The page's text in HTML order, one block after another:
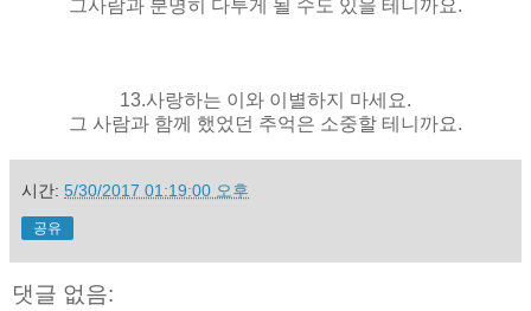
그사람과 분명히 다투게 될 수도 있을 테니까요.
13.사랑하는 이와 이별하지 마세요.
그 사람과 함께 했었던 추억은 소중할 테니까요.
시간: 5/30/2017 01:19:00 오후
공유
댓글 없음: